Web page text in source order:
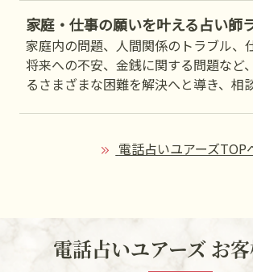
い関係に悩む方から厚い支持を集める
力を持つ人気占い師をランキング形式
す。
家庭・仕事の願いを叶える占い師
家庭内の問題、人間関係のトラブル、
将来への不安、金銭に関する問題など
るさまざまな困難を解決へと導き、相
たい方、人生の転機にいる方から高い
る、実力と信頼を兼ね備えた人気占い
電話占いユアーズTOP
電話占いユアーズ お